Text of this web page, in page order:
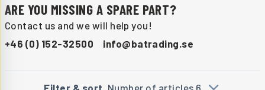
ARE YOU MISSING A SPARE PART?
Contact us and we will help you!
+46 (0) 152-32500
info@batrading.se